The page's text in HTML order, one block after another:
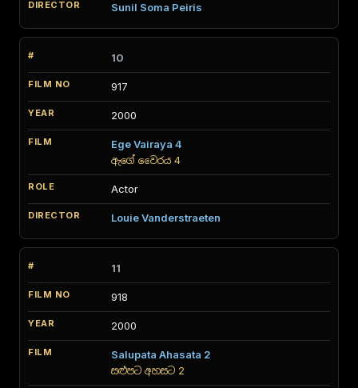
Sunil Soma Peiris
10
917
2000
Ege Vairaya 4
ඇගේ වෛරය 4
Actor
Louie Vanderstraeten
11
918
2000
Salupata Ahasata 2
සළුපට අහසට 2